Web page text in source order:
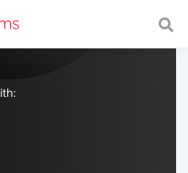
with a fast and